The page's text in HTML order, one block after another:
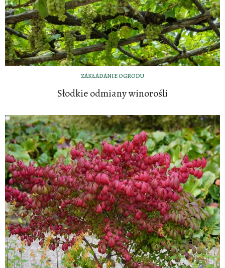
ZAKŁADANIE OGRODU
Słodkie odmiany winorośli